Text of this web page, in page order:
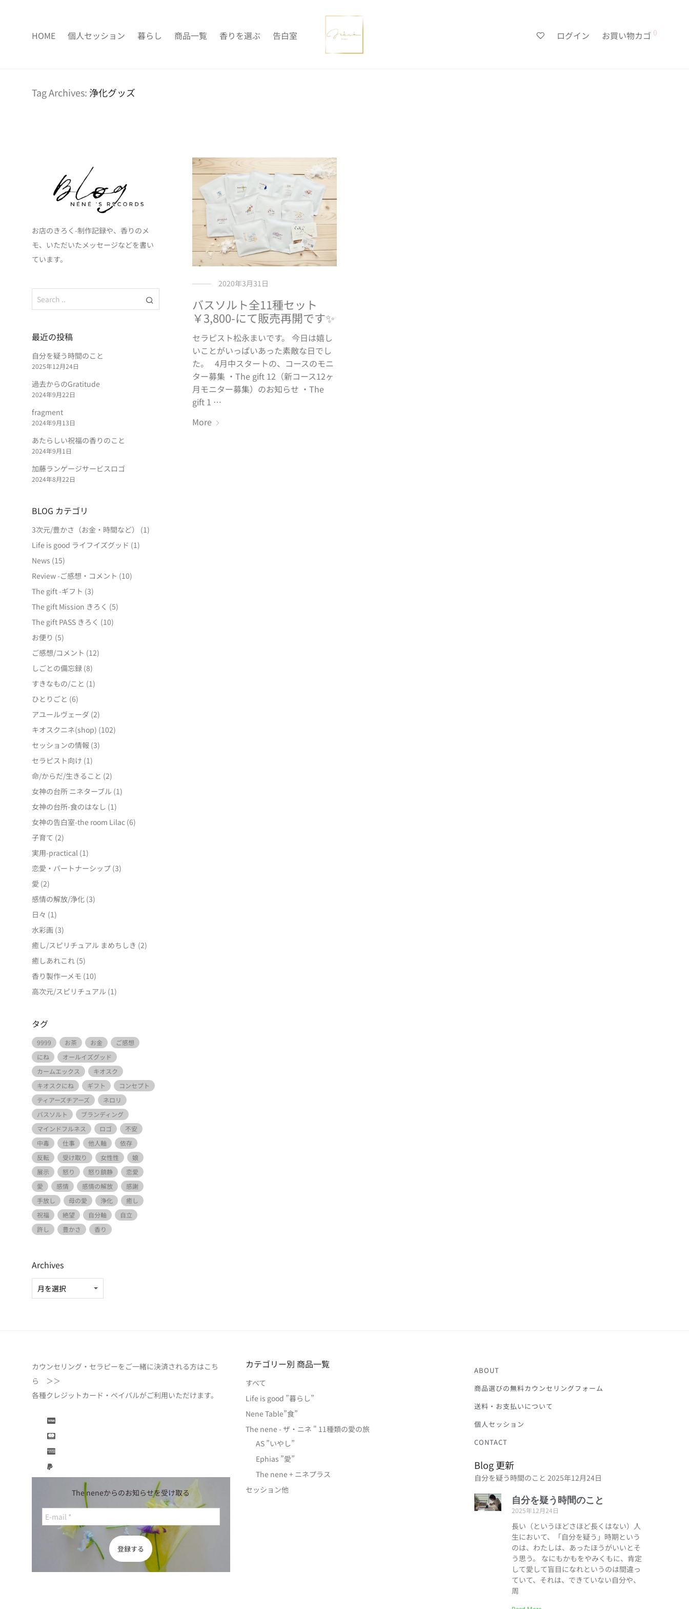
HOME 個人セッション 暮らし 商品一覧 香りを選ぶ 告白室 ログイン お買い物カゴ 0
Tag Archives: 浄化グッズ
2020年3月31日
バスソルト全11種セット
￥3,800-にて販売再開です✨
セラピスト松永まいです。 今日は嬉し
いことがいっぱいあった素敵な日でし
た。 4月中スタートの、コースのモニ
ター募集 ・The gift 12（新コース12ヶ
月モニター募集）のお知らせ ・The
gift 1 …
More
お店のきろく-制作記録や、香りのメ
モ、いただいたメッセージなどを書い
ています。
最近の投稿
自分を疑う時間のこと
2025年12月24日
過去からのGratitude
2024年9月22日
fragment
2024年9月13日
あたらしい祝福の香りのこと
2024年9月1日
加藤ランゲージサービスロゴ
2024年8月22日
BLOG カテゴリ
3次元/豊かさ（お金・時間など）
(1)
Life is good ライフイズグッド (1)
News (15)
Review -ご感想・コメント (10)
The gift -ギフト (3)
The gift Mission きろく (5)
The gift PASS きろく (10)
お便り (5)
ご感想/コメント (12)
しごとの備忘録 (8)
すきなもの/こと (1)
ひとりごと (6)
アユールヴェーダ (2)
キオスクニネ(shop) (102)
セッションの情報 (3)
セラピスト向け (1)
命/からだ/生きること (2)
女神の台所 ニネターブル (1)
女神の台所-食のはなし (1)
女神の告白室-the room Lilac (6)
子育て (2)
実用-practical (1)
恋愛・パートナーシップ (3)
愛 (2)
感情の解放/浄化 (3)
日々 (1)
水彩画 (3)
癒し/スピリチュアル まめちしき (2)
癒しあれこれ (5)
香り製作ーメモ (10)
高次元/スピリチュアル (1)
タグ
9999 お茶 お金
ご感想
にね
オールイズグッド
カームエックス
キオスク
キオスクにね
ギフト
コンセプト
ティアーズチアーズ
ネロリ
バスソルト
ブランディング
マインドフルネス
ロゴ
不安
中毒
仕事 他人軸
依存
反転
受け取り 女性性
娘
展示
怒り 怒り鎮静
恋愛
愛
感情 感情の解放
感謝
手放し
母の愛 浄化
癒し
祝福
絶望 自分軸
自立
許し
豊かさ 香り
Archives
カウンセリング・セラピーをご一緒に決済される方はこち
ら ＞＞
各種クレジットカード・ペイパルがご利用いただけます。
The neneからのお知らせを受け取る
カテゴリー別 商品一覧
すべて
Life is good ”暮らし”
Nene Table”食”
The nene - ザ・ニネ " 11種類の愛の旅
AS ”いやし”
Ephias ”愛”
The nene + ニネプラス
セッション他
ABOUT
商品選びの無料カウンセリングフォーム
送料・お支払いについて
個人セッション
CONTACT
Blog 更新
自分を疑う時間のこと 2025年12月24日
自分を疑う時間のこと
2025年12月24日
長い（というほどさほど長くはない）人
生において、「自分を疑う」時期という
のは、わたしは、あったほうがいいとそ
う思う。 なにもかもをやみくもに、肯定
して愛して盲目になれというのは間違っ
ていて、それは、できていない自分や、
周